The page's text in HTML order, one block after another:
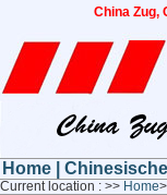
China Zug,
Home
Current location : >> Home